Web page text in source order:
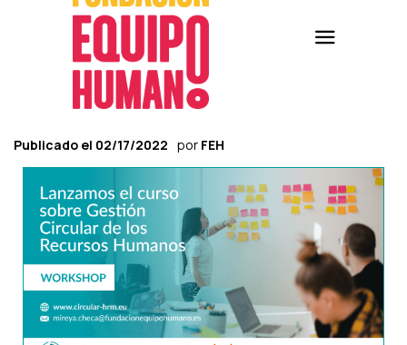
Publicado el 02/17/2022 por FEH